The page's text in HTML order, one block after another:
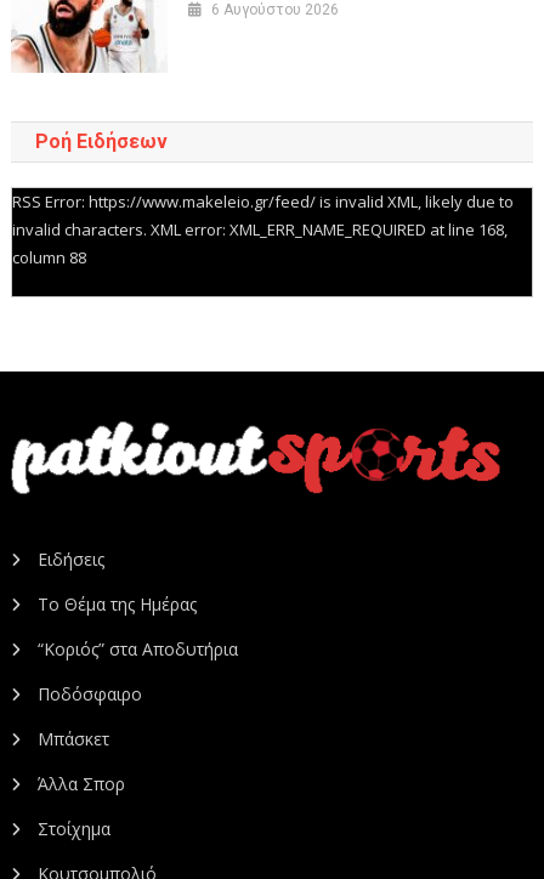
6 Αυγούστου 2026
Ροή Ειδήσεων
RSS Error: https://www.makeleio.gr/feed/ is invalid XML, likely due to
invalid characters. XML error: XML_ERR_NAME_REQUIRED at line 168,
column 88
Ειδήσεις
Το Θέμα της Ημέρας
“Κοριός” στα Αποδυτήρια
Ποδόσφαιρο
Μπάσκετ
Άλλα Σπορ
Στοίχημα
Κουτσομπολιό